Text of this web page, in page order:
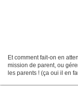
Et comment fait-on en
mission de parent, ou
les parents ! (ça oui il en